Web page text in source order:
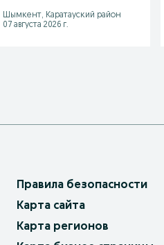
Шымкент, Каратауский район
07 августа 2026 г.
Правила безопасности
Карта сайта
Карта регионов